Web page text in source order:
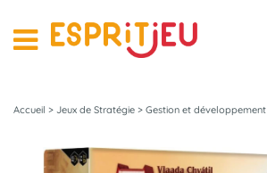
Accueil > Jeux de Stratégie > Gestion et développement